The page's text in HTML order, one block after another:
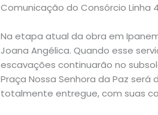
Comunicação do Consórcio Linha
Na etapa atual da obra em
Joana Angélica. Quando esse
escavações continuarão no
Praça Nossa Senhora da Paz
totalmente entregue, com suas